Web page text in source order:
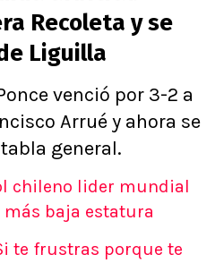
Recoleta y se
Liguilla
venció por 3-2 a
Arrué y ahora se
general.
chileno lider mundial
baja estatura
te frustras porque te